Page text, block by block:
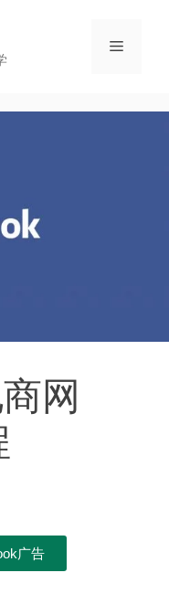
网
广告